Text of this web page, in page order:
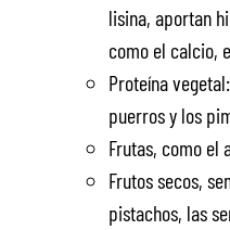
lisina, aportan
como el calcio,
Proteína
puerros y los
Frutas, como el
Frutos secos,
pistachos, las